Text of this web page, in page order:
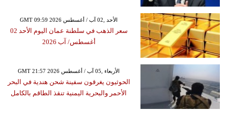
GMT 09:59 2026 الأحد ,02 آب / أغسطس
سعر الذهب في سلطنة عمان اليوم الأحد 02
أغسطس/ آب 2026
GMT 21:57 2026 الأربعاء ,05 آب / أغسطس
الحوثيون يغرقون سفينة شحن هندية في البحر
الأحمر والبحرية اليمنية تنقذ الطاقم بالكامل